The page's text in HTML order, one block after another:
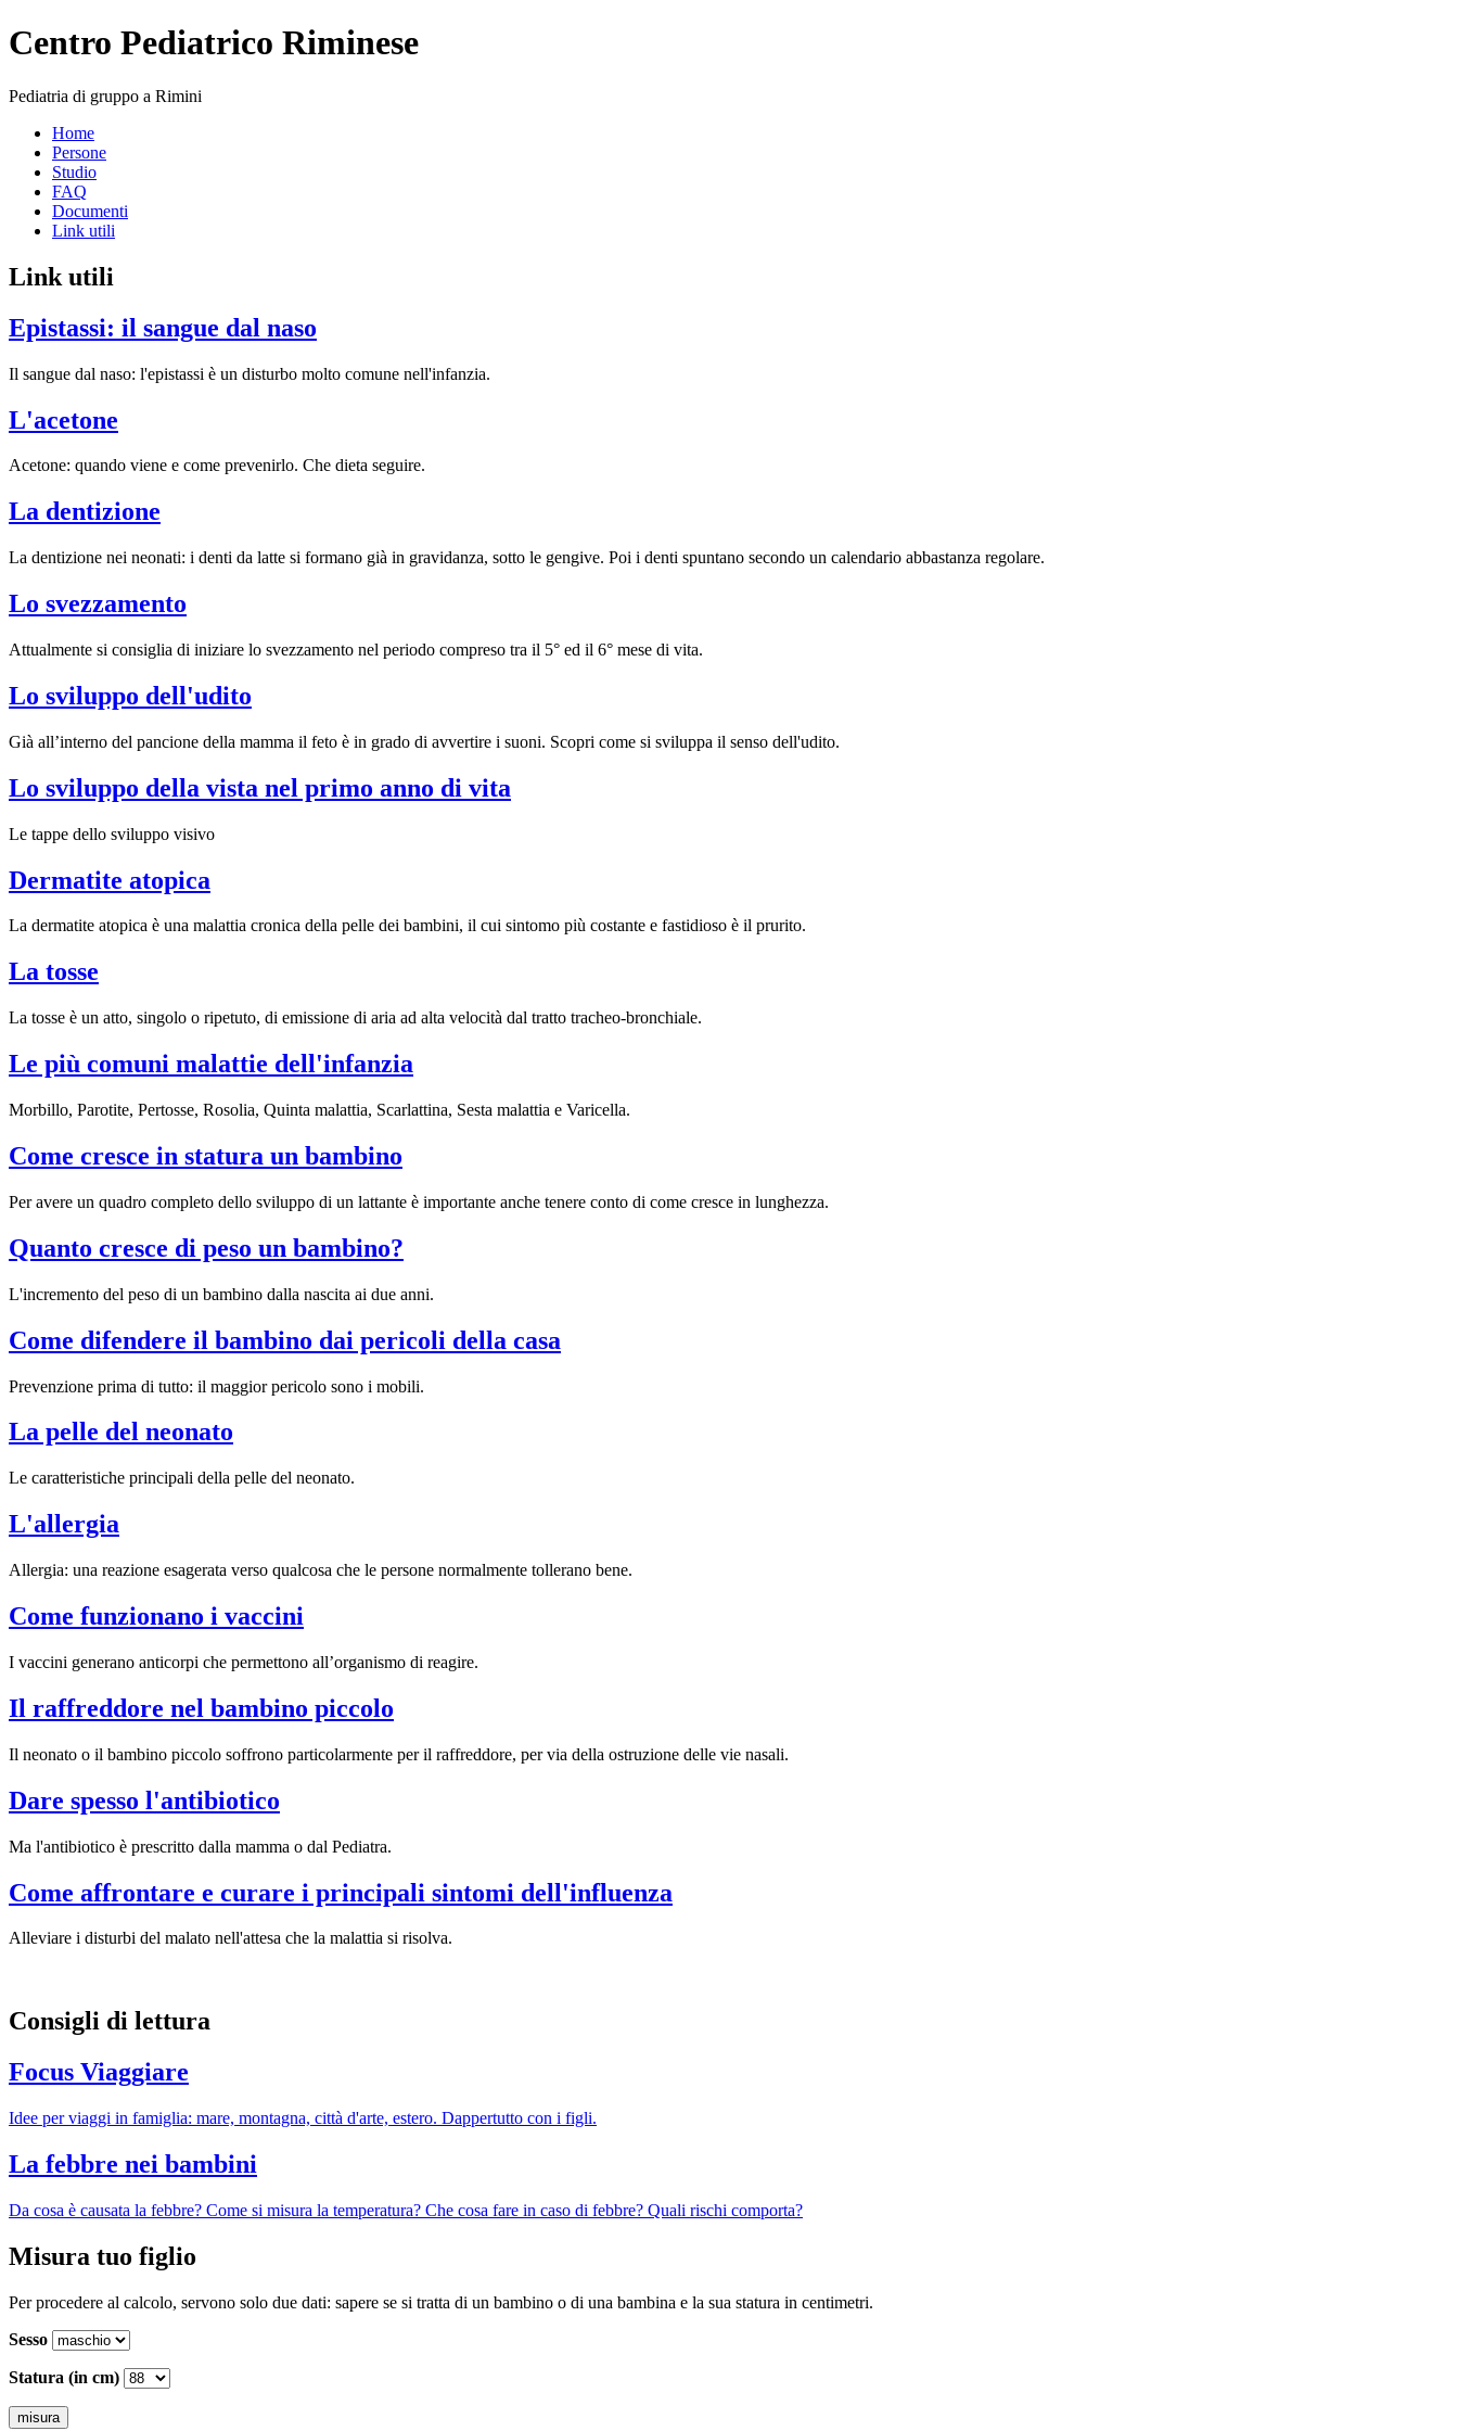
Centro Pediatrico Riminese
Pediatria di gruppo a Rimini
Home
Persone
Studio
FAQ
Documenti
Link utili
Link utili
Epistassi: il sangue dal naso
Il sangue dal naso: l'epistassi è un disturbo molto comune nell'infanzia.
L'acetone
Acetone: quando viene e come prevenirlo. Che dieta seguire.
La dentizione
La dentizione nei neonati: i denti da latte si formano già in gravidanza, sotto le gengive. Poi i denti spuntano secondo un calendario abbastanza regolare.
Lo svezzamento
Attualmente si consiglia di iniziare lo svezzamento nel periodo compreso tra il 5° ed il 6° mese di vita.
Lo sviluppo dell'udito
Già all’interno del pancione della mamma il feto è in grado di avvertire i suoni. Scopri come si sviluppa il senso dell'udito.
Lo sviluppo della vista nel primo anno di vita
Le tappe dello sviluppo visivo
Dermatite atopica
La dermatite atopica è una malattia cronica della pelle dei bambini, il cui sintomo più costante e fastidioso è il prurito.
La tosse
La tosse è un atto, singolo o ripetuto, di emissione di aria ad alta velocità dal tratto tracheo-bronchiale.
Le più comuni malattie dell'infanzia
Morbillo, Parotite, Pertosse, Rosolia, Quinta malattia, Scarlattina, Sesta malattia e Varicella.
Come cresce in statura un bambino
Per avere un quadro completo dello sviluppo di un lattante è importante anche tenere conto di come cresce in lunghezza.
Quanto cresce di peso un bambino?
L'incremento del peso di un bambino dalla nascita ai due anni.
Come difendere il bambino dai pericoli della casa
Prevenzione prima di tutto: il maggior pericolo sono i mobili.
La pelle del neonato
Le caratteristiche principali della pelle del neonato.
L'allergia
Allergia: una reazione esagerata verso qualcosa che le persone normalmente tollerano bene.
Come funzionano i vaccini
I vaccini generano anticorpi che permettono all’organismo di reagire.
Il raffreddore nel bambino piccolo
Il neonato o il bambino piccolo soffrono particolarmente per il raffreddore, per via della ostruzione delle vie nasali.
Dare spesso l'antibiotico
Ma l'antibiotico è prescritto dalla mamma o dal Pediatra.
Come affrontare e curare i principali sintomi dell'influenza
Alleviare i disturbi del malato nell'attesa che la malattia si risolva.
Consigli di lettura
Focus Viaggiare
Idee per viaggi in famiglia: mare, montagna, città d'arte, estero. Dappertutto con i figli.
La febbre nei bambini
Da cosa è causata la febbre? Come si misura la temperatura? Che cosa fare in caso di febbre? Quali rischi comporta?
Misura tuo figlio
Per procedere al calcolo, servono solo due dati: sapere se si tratta di un bambino o di una bambina e la sua statura in centimetri.
Sesso
Statura (in cm)